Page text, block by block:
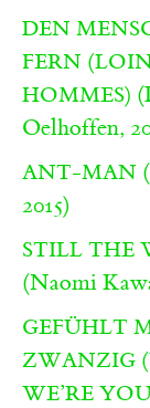
DEN
FERN
HOMMES)
Oelhoffen,
ANT-MAN
2015)
STILL THE
(Naomi
GEFÜHLT
ZWANZIG
WE’RE